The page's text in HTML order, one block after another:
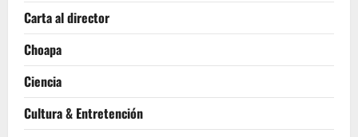
Carta al director
Choapa
Ciencia
Cultura & Entretención